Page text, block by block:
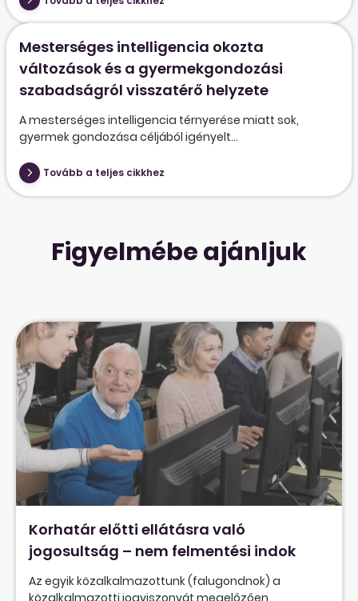
Mesterséges intelligencia okozta
változások és a gyermekgondozási
szabadságról visszatérő helyzete
A mesterséges intelligencia térnyerése miatt sok,
gyermek gondozása céljából igényelt...
Tovább a teljes cikkhez
Figyelmébe ajánljuk
Korhatár előtti ellátásra való
jogosultság – nem felmentési indok
Az egyik közalkalmazottunk (falugondnok) a
közalkalmazotti jogviszonyát megelőzően